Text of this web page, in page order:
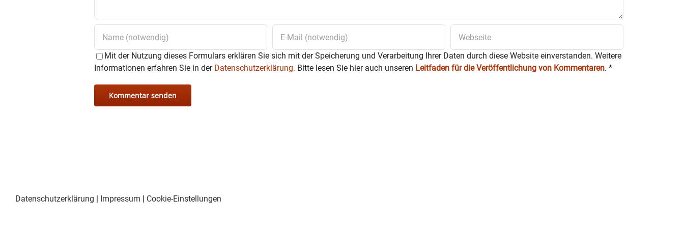
Mit der Nutzung dieses Formulars erklären Sie sich mit der Speicherung und Verarbeitung Ihrer Daten durch diese Website einverstanden. Weitere
Informationen erfahren Sie in der Datenschutzerklärung. Bitte lesen Sie hier auch unseren Leitfaden für die Veröffentlichung von Kommentaren. *
Datenschutzerklärung | Impressum | Cookie-Einstellungen